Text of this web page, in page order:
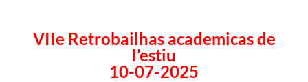
VIIe Retrobailhas academicas de
l’estiu
10-07-2025